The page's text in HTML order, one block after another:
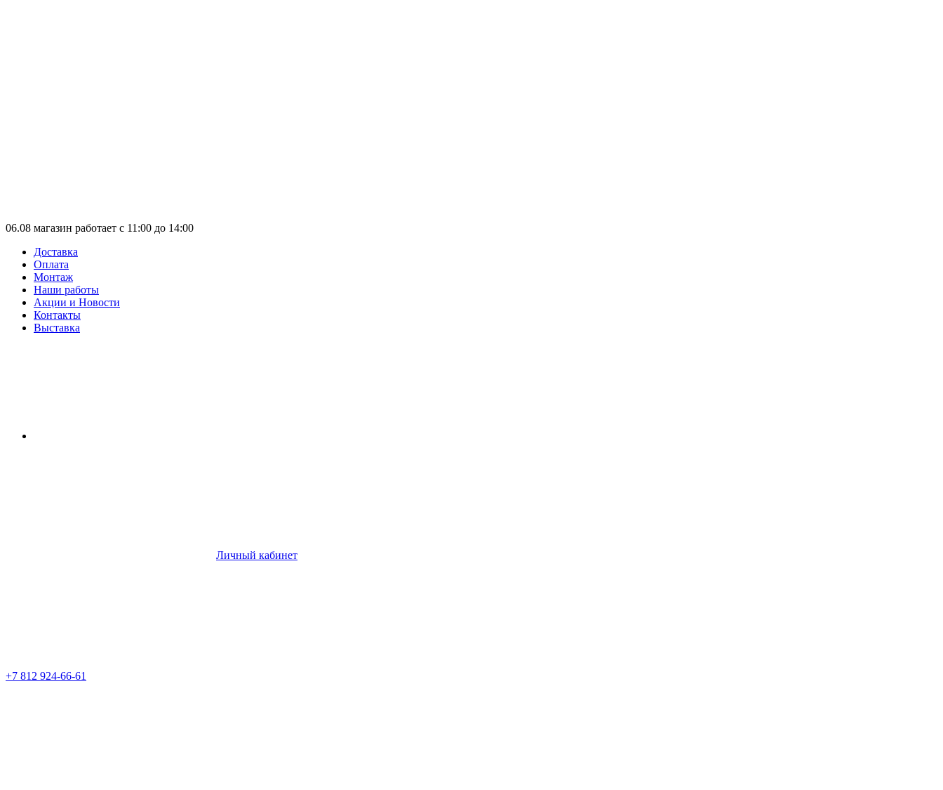
06.08 магазин работает с 11:00 до 14:00
Доставка
Оплата
Монтаж
Наши работы
Акции и Новости
Контакты
Выставка
Личный кабинет
+7 812 924-66-61